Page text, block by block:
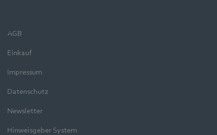
AGB
Einkauf
Impressum
Datenschutz
Newsletter
Hinweisgeber System